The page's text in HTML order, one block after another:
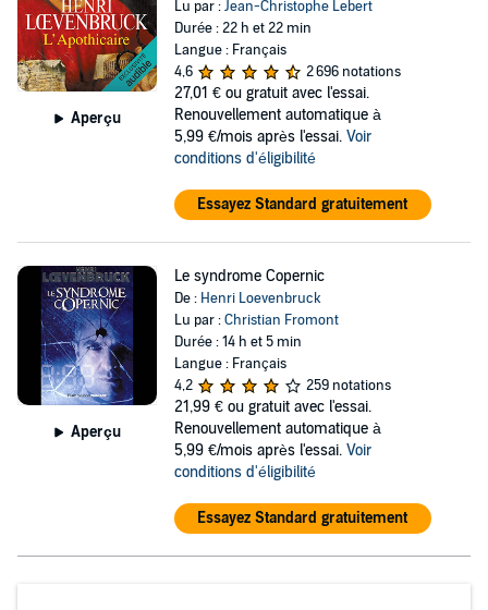
Aperçu
Lu par :Jean-Christophe Lebert
Durée : 22 h et 22 min
Langue : Français
4,6
2 696 notations
27,01 € ou gratuit avec l'essai.
Renouvellement automatique à
5,99 €/mois après l'essai. Voir
conditions d'éligibilité
Essayez Standard gratuitement
Aperçu
Le syndrome Copernic
De : Henri Loevenbruck
Lu par :Christian Fromont
Durée : 14 h et 5 min
Langue : Français
4,2
259 notations
21,99 € ou gratuit avec l'essai.
Renouvellement automatique à
5,99 €/mois après l'essai. Voir
conditions d'éligibilité
Essayez Standard gratuitement